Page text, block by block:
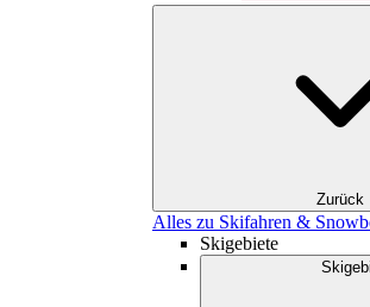
Zurück
Alles zu Skifahren &
Skigebiete